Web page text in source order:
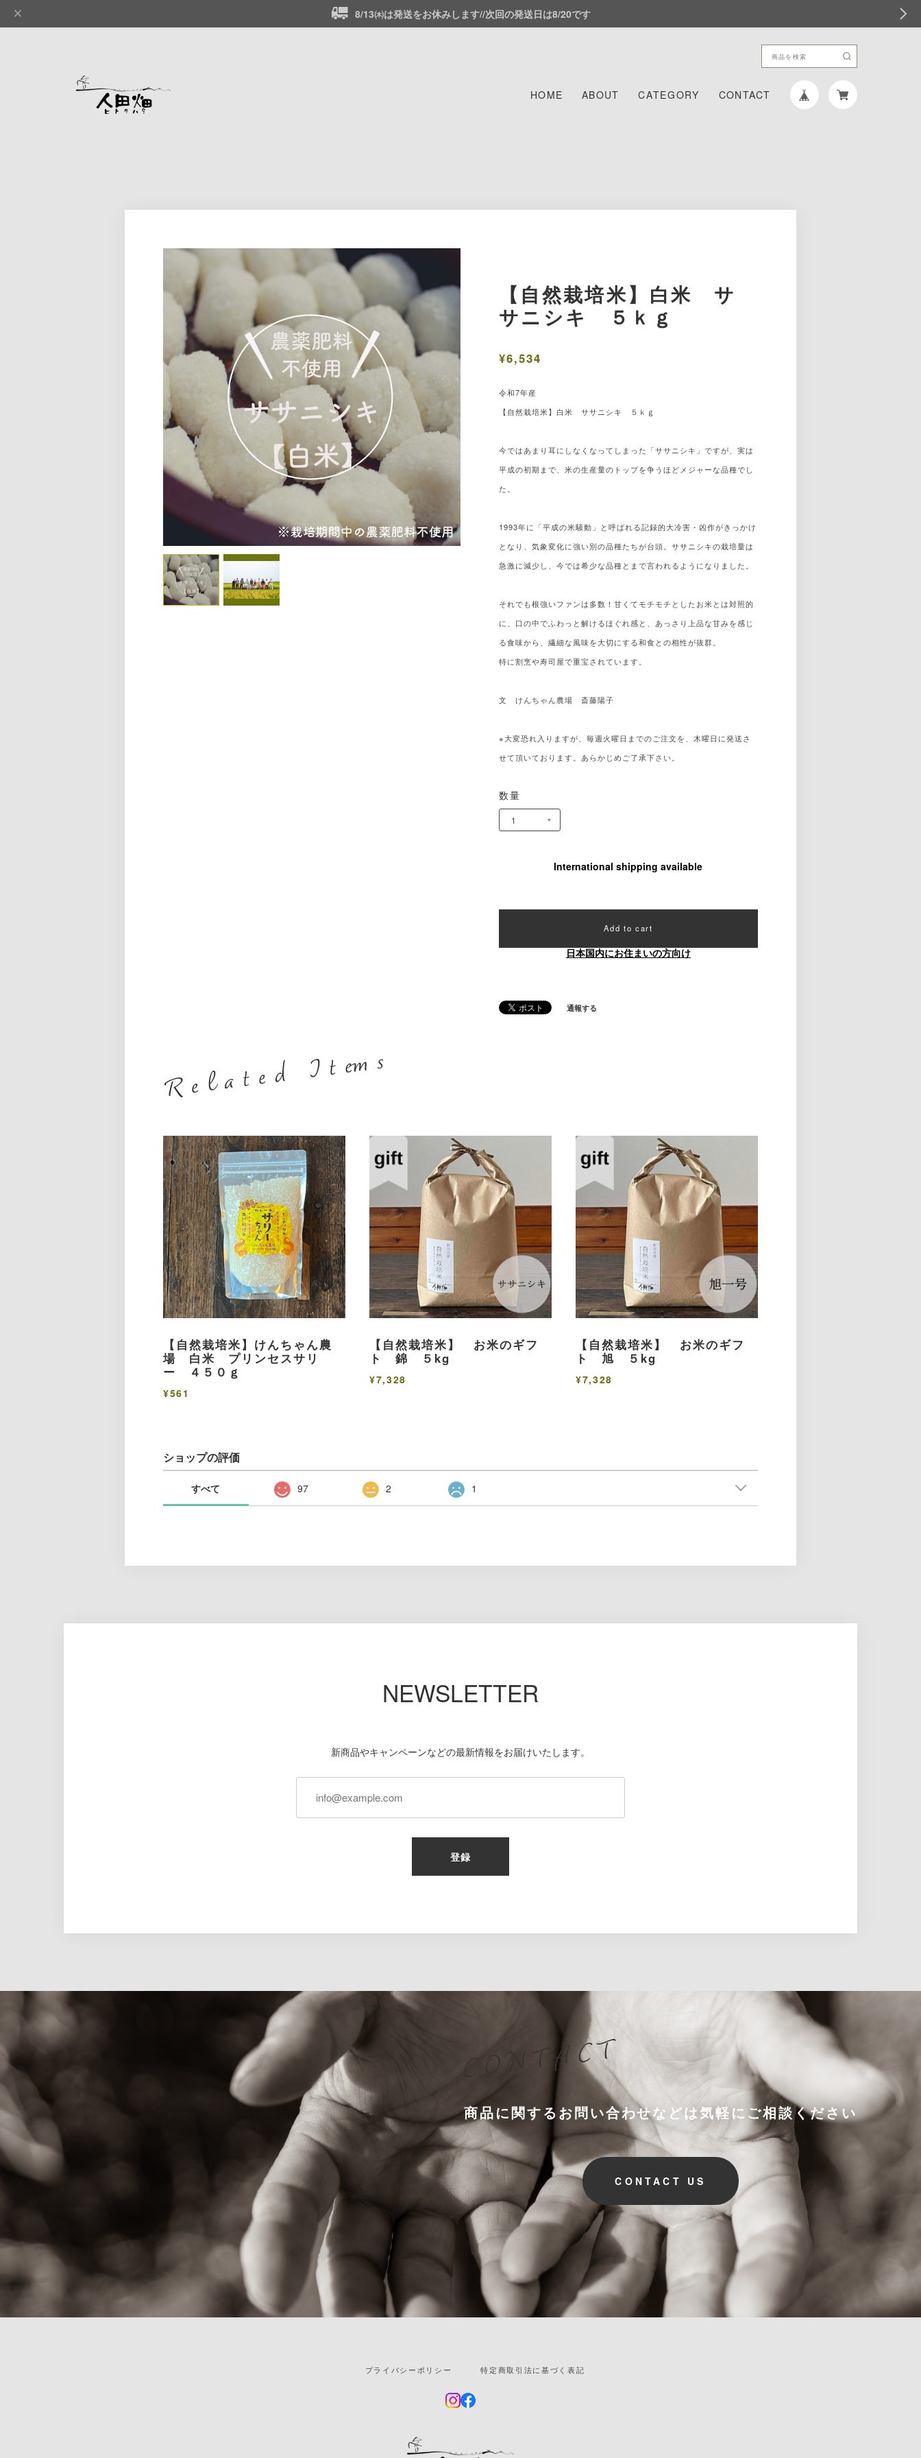
8/13㈭は発送をお休みします//次回の発送日は8/20です
HOME ABOUT CATEGORY CONTACT
【自然栽培米】白米 サ
サニシキ ５ｋｇ
¥6,534
令和7年産
【自然栽培米】白米 ササニシキ ５ｋｇ
今ではあまり耳にしなくなってしまった「ササニシキ」ですが、実は
平成の初期まで、米の生産量のトップを争うほどメジャーな品種でし
た。
1993年に「平成の米騒動」と呼ばれる記録的大冷害・凶作がきっかけ
となり、気象変化に強い別の品種たちが台頭。ササニシキの栽培量は
急激に減少し、今では希少な品種とまで言われるようになりました。
それでも根強いファンは多数！甘くてモチモチとしたお米とは対照的
に、口の中でふわっと解けるほぐれ感と、あっさり上品な甘みを感じ
る食味から、繊細な風味を大切にする和食との相性が抜群。
特に割烹や寿司屋で重宝されています。
文 けんちゃん農場 斎藤陽子
※大変恐れ入りますが、毎週火曜日までのご注文を、木曜日に発送さ
せて頂いております。あらかじめご了承下さい。
数量
International shipping available
Add to cart
日本国内にお住まいの方向け
通報する
【自然栽培米】けんちゃん農
場 白米 プリンセスサリ
ー ４５０ｇ
¥561
【自然栽培米】 お米のギフ
ト 錦 ５kg
¥7,328
【自然栽培米】 お米のギフ
ト 旭 ５kg
¥7,328
ショップの評価
すべて 97 2 1
NEWSLETTER
新商品やキャンペーンなどの最新情報をお届けいたします。
登録
商品に関するお問い合わせなどは気軽にご相談ください
CONTACT US
プライバシーポリシー 特定商取引法に基づく表記